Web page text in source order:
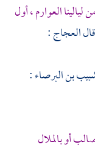
العوارم ، أول
العجاج:
بن البرصاء:
أو بالملال